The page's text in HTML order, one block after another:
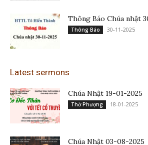
Thông Báo Chúa nhật
Thông Báo 30-11-2025
Latest sermons
Chúa Nhật 19-01-2025
Thờ Phượng 18-01-2025
Chúa Nhật 03-08-2025